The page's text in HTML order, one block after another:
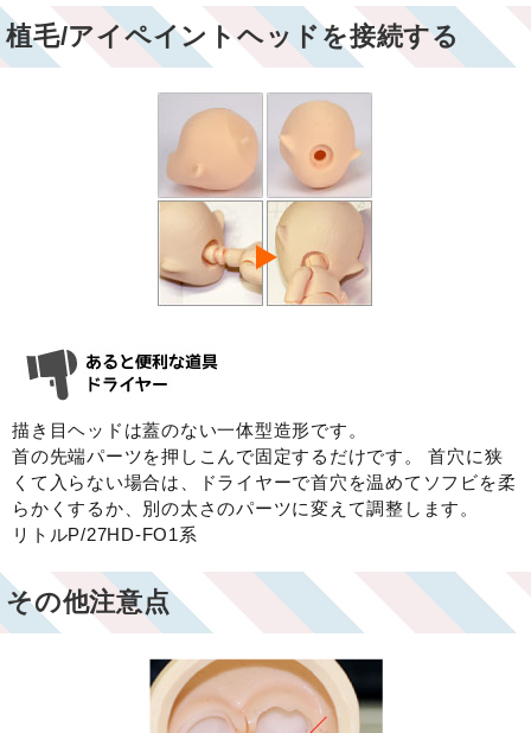
植毛/アイペイントヘッドを接続する
描き目ヘッドは蓋のない一体型造形です。
首の先端パーツを押しこんで固定するだけです。 首穴に狭
くて入らない場合は、ドライヤーで首穴を温めてソフビを柔
らかくするか、別の太さのパーツに変えて調整します。
リトルP/27HD-FO1系
その他注意点